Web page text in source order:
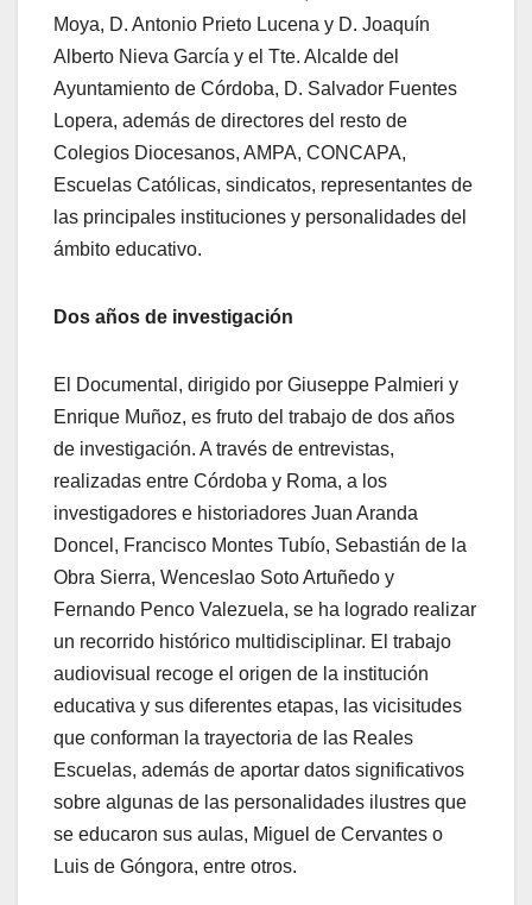
Moya, D. Antonio Prieto Lucena y D. Joaquín
Alberto Nieva García y el Tte. Alcalde del
Ayuntamiento de Córdoba, D. Salvador Fuentes
Lopera, además de directores del resto de
Colegios Diocesanos, AMPA, CONCAPA,
Escuelas Católicas, sindicatos, representantes de
las principales instituciones y personalidades del
ámbito educativo.
Dos años de investigación
El Documental, dirigido por Giuseppe Palmieri y
Enrique Muñoz, es fruto del trabajo de dos años
de investigación. A través de entrevistas,
realizadas entre Córdoba y Roma, a los
investigadores e historiadores Juan Aranda
Doncel, Francisco Montes Tubío, Sebastián de la
Obra Sierra, Wenceslao Soto Artuñedo y
Fernando Penco Valezuela, se ha logrado realizar
un recorrido histórico multidisciplinar. El trabajo
audiovisual recoge el origen de la institución
educativa y sus diferentes etapas, las vicisitudes
que conforman la trayectoria de las Reales
Escuelas, además de aportar datos significativos
sobre algunas de las personalidades ilustres que
se educaron sus aulas, Miguel de Cervantes o
Luis de Góngora, entre otros.